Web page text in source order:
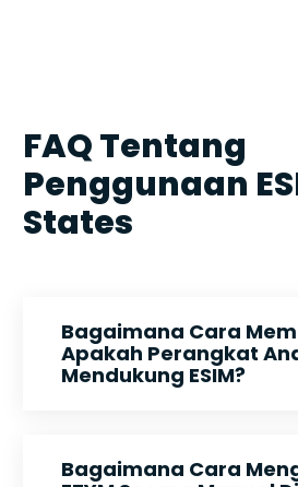
FAQ Tentang
Penggunaan
States
Bagaimana Cara
Apakah Perangkat
Mendukung ESIM?
Bagaimana Cara